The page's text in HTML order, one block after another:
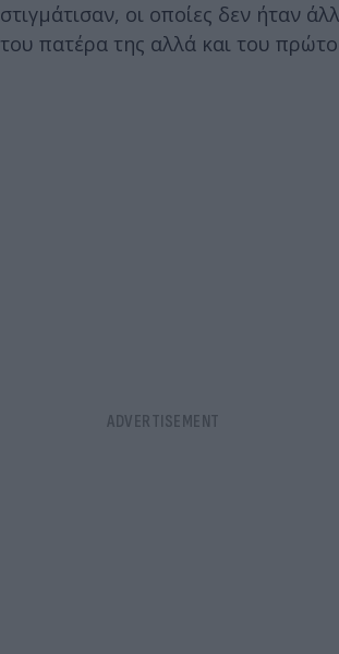
στιγμάτισαν, οι οποίες δεν ήταν
του πατέρα της αλλά και του